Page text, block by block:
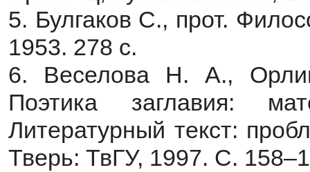
5. Булгаков С., прот.
1953. 278 с.
6. Веселова Н. А.,
Поэтика заглавия:
Литературный текст:
Тверь: ТвГУ, 1997. С.